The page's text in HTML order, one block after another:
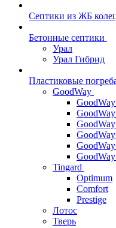
Септики из ЖБ
Бетонные септики
Урал
Урал Гибрид
Пластиковые
GoodWay
Tingard
Optimum
Comfort
Prestige
Лотос
Тверь